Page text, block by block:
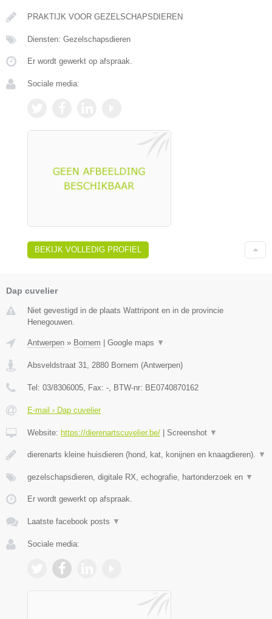
PRAKTIJK VOOR GEZELSCHAPSDIEREN
Diensten: Gezelschapsdieren
Er wordt gewerkt op afspraak.
Sociale media:
BEKIJK VOLLEDIG PROFIEL
Dap cuvelier
Niet gevestigd in de plaats Wattripont en in de provincie
Henegouwen.
Antwerpen » Bornem Google maps ▼
Absveldstraat 31, 2880 Bornem (Antwerpen)
Tel: 03/8306005, Fax: -, BTW-nr: BE0740870162
E-mail › Dap cuvelier
Website: https://dierenartscuvelier.be/ Screenshot ▼
dierenarts kleine huisdieren (hond, kat, konijnen en knaagdieren). ▼
gezelschapsdieren, digitale RX, echografie, hartonderzoek en ▼
Er wordt gewerkt op afspraak.
Laatste facebook posts ▼
Sociale media: